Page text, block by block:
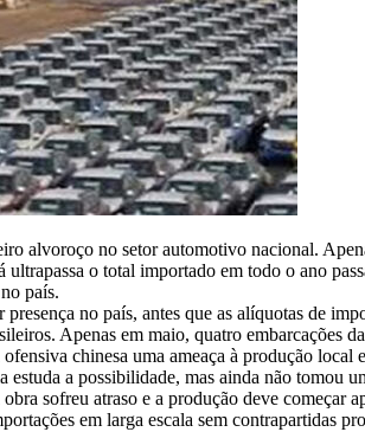
alvoroço no setor automotivo nacional.
o total importado em todo o ano
país.
no país, antes que as alíquotas de
Apenas em maio, quatro embarcações
chinesa uma ameaça à produção local
a possibilidade, mas ainda não tomou
sofreu atraso e a produção deve começar
em larga escala sem contrapartidas